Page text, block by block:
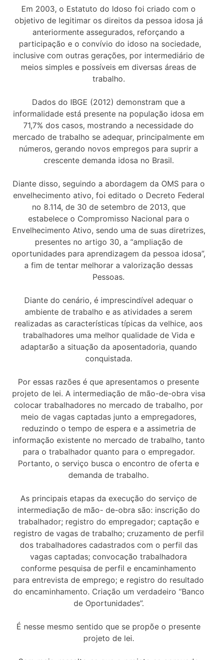
Em 2003, o Estatuto do Idoso foi criado com o
objetivo de legitimar os direitos da pessoa idosa já
anteriormente assegurados, reforçando a
participação e o convívio do idoso na sociedade,
inclusive com outras gerações, por intermediário de
meios simples e possíveis em diversas áreas de
trabalho.
Dados do IBGE (2012) demonstram que a
informalidade está presente na população idosa em
71,7% dos casos, mostrando a necessidade do
mercado de trabalho se adequar, principalmente em
números, gerando novos empregos para suprir a
crescente demanda idosa no Brasil.
Diante disso, seguindo a abordagem da OMS para o
envelhecimento ativo, foi editado o Decreto Federal
no 8.114, de 30 de setembro de 2013, que
estabelece o Compromisso Nacional para o
Envelhecimento Ativo, sendo uma de suas diretrizes,
presentes no artigo 30, a “ampliação de
oportunidades para aprendizagem da pessoa idosa”,
a fim de tentar melhorar a valorização dessas
Pessoas.
Diante do cenário, é imprescindível adequar o
ambiente de trabalho e as atividades a serem
realizadas as características típicas da velhice, aos
trabalhadores uma melhor qualidade de Vida e
adaptarão a situação da aposentadoria, quando
conquistada.
Por essas razões é que apresentamos o presente
projeto de lei. A intermediação de mão-de-obra visa
colocar trabalhadores no mercado de trabalho, por
meio de vagas captadas junto a empregadores,
reduzindo o tempo de espera e a assimetria de
informação existente no mercado de trabalho, tanto
para o trabalhador quanto para o empregador.
Portanto, o serviço busca o encontro de oferta e
demanda de trabalho.
As principais etapas da execução do serviço de
intermediação de mão- de-obra são: inscrição do
trabalhador; registro do empregador; captação e
registro de vagas de trabalho; cruzamento de perfil
dos trabalhadores cadastrados com o perfil das
vagas captadas; convocação trabalhadora
conforme pesquisa de perfil e encaminhamento
para entrevista de emprego; e registro do resultado
do encaminhamento. Criação um verdadeiro “Banco
de Oportunidades”.
É nesse mesmo sentido que se propõe o presente
projeto de lei.